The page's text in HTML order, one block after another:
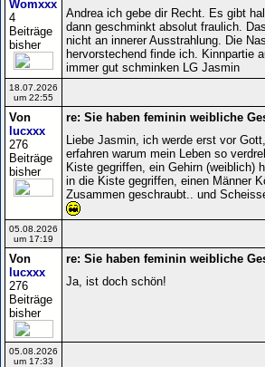
Womxxx
4
Beiträge
bisher
Andrea ich gebe dir Recht. Es gibt
dann geschminkt absolut fraulich.
nicht an innerer Ausstrahlung. Die
hervorstechend finde ich. Kinnpartie
immer gut schminken LG Jasmin
18.07.2026
um 22:55
Von
lucxxx
276
Beiträge
bisher
re: Sie haben feminin weibliche
Liebe Jasmin, ich werde erst vor
erfahren warum mein Leben so
Kiste gegriffen, ein Gehirn (weiblich)
in die Kiste gegriffen, einen Männer
Zusammen geschraubt.. und
05.08.2026
um 17:19
Von
lucxxx
276
Beiträge
bisher
re: Sie haben feminin weibliche
Ja, ist doch schön!
05.08.2026
um 17:33